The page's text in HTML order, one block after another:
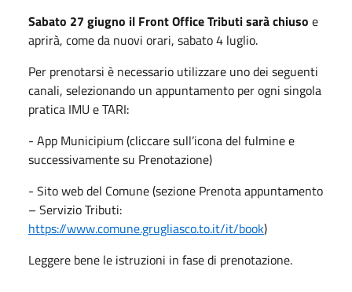
Sabato 27 giugno il Front Office Tributi sarà chiuso e
aprirà, come da nuovi orari, sabato 4 luglio.
Per prenotarsi è necessario utilizzare uno dei seguenti
canali, selezionando un appuntamento per ogni singola
pratica IMU e TARI:
- App Municipium (cliccare sull’icona del fulmine e
successivamente su Prenotazione)
- Sito web del Comune (sezione Prenota appuntamento
– Servizio Tributi:
https://www.comune.grugliasco.to.it/it/book)
Leggere bene le istruzioni in fase di prenotazione.